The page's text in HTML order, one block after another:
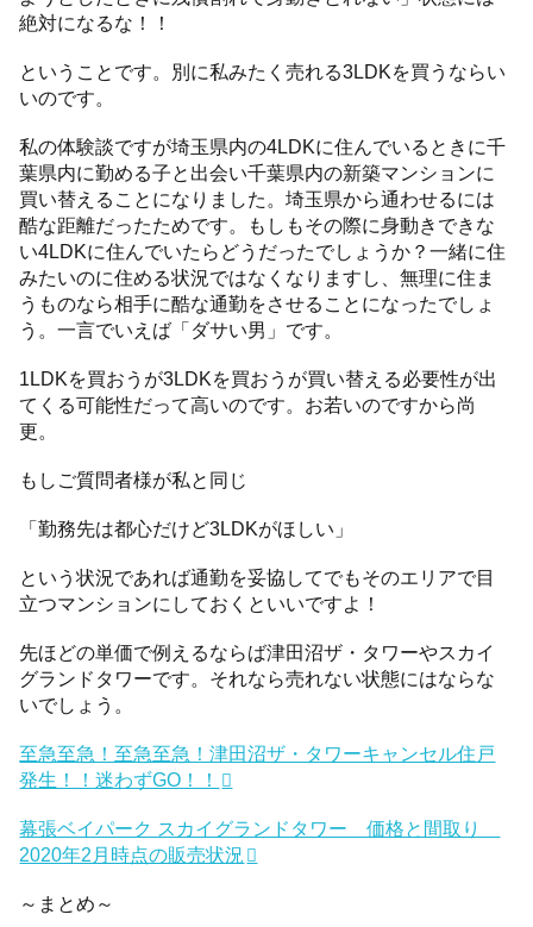
絶対になるな！！
ということです。別に私みたく売れる3LDKを買うならい
いのです。
私の体験談ですが埼玉県内の4LDKに住んでいるときに千
葉県内に勤める子と出会い千葉県内の新築マンションに
買い替えることになりました。埼玉県から通わせるには
酷な距離だったためです。もしもその際に身動きできな
い4LDKに住んでいたらどうだったでしょうか？一緒に住
みたいのに住める状況ではなくなりますし、無理に住ま
うものなら相手に酷な通勤をさせることになったでしょ
う。一言でいえば「ダサい男」です。
1LDKを買おうが3LDKを買おうが買い替える必要性が出
てくる可能性だって高いのです。お若いのですから尚
更。
もしご質問者様が私と同じ
「勤務先は都心だけど3LDKがほしい」
という状況であれば通勤を妥協してでもそのエリアで目
立つマンションにしておくといいですよ！
先ほどの単価で例えるならば津田沼ザ・タワーやスカイ
グランドタワーです。それなら売れない状態にはならな
いでしょう。
至急至急！至急至急！津田沼ザ・タワーキャンセル住戸
発生！！迷わずGO！！
幕張ベイパーク スカイグランドタワー 価格と間取り
2020年2月時点の販売状況
～まとめ～